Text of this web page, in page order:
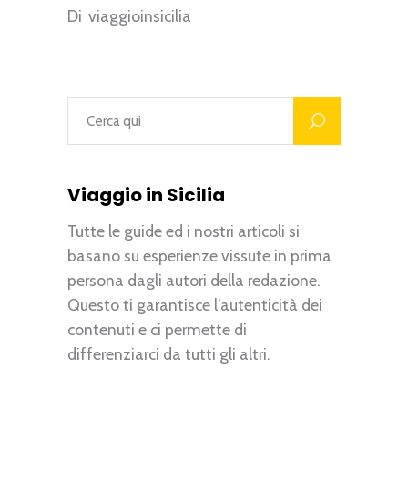
Di viaggioinsicilia
Viaggio in Sicilia
Tutte le guide ed i nostri articoli si
basano su esperienze vissute in prima
persona dagli autori della redazione.
Questo ti garantisce l’autenticità dei
contenuti e ci permette di
differenziarci da tutti gli altri.